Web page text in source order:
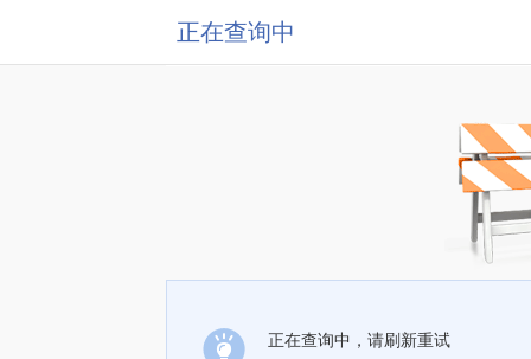
正在查询中
正在查询中，请刷新重试